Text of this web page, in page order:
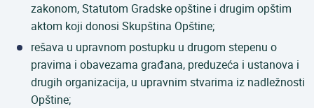
zakonom, Statutom Gradske opštine i drugim opštim
aktom koji donosi Skupština Opštine;
rešava u upravnom postupku u drugom stepenu o
pravima i obavezama građana, preduzeća i ustanova i
drugih organizacija, u upravnim stvarima iz nadležnosti
Opštine;